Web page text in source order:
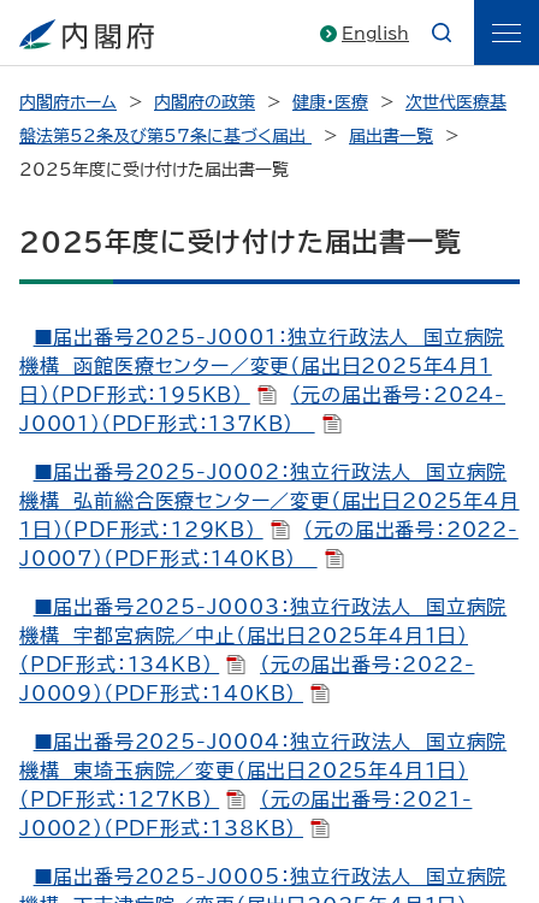
English
内閣府ホーム 内閣府の政策 健康・医療
次世代医療基
盤法第52条及び第57条に基づく届出
届出書一覧
2025年度に受け付けた届出書一覧
2025年度に受け付けた届出書一覧
■届出番号2025-J0001：独立行政法人 国立病院
機構 函館医療センター／変更（届出日2025年4月1
日）（PDF形式：195KB）
（元の届出番号：2024-
J0001）（PDF形式：137KB）
■届出番号2025-J0002：独立行政法人 国立病院
機構 弘前総合医療センター／変更（届出日2025年4月
1日）（PDF形式：129KB）
（元の届出番号：2022-
J0007）（PDF形式：140KB）
■届出番号2025-J0003：独立行政法人 国立病院
機構 宇都宮病院／中止（届出日2025年4月1日）
（PDF形式：134KB）
（元の届出番号：2022-
J0009）（PDF形式：140KB）
■届出番号2025-J0004：独立行政法人 国立病院
機構 東埼玉病院／変更（届出日2025年4月1日）
（PDF形式：127KB）
（元の届出番号：2021-
J0002）（PDF形式：138KB）
■届出番号2025-J0005：独立行政法人 国立病院